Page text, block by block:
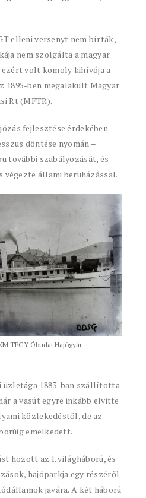
elleni versenyt nem bírták,
nem szolgálta a magyar
volt komoly kihívója a
1895-ben megalakult Magyar
Rt (MFTR).
fejlesztése érdekében –
döntése nyomán –
további szabályozását, és
végezte állami beruházással.
TFGY Óbudai Hajógyár
üzletága 1883-ban szállította
a vasút egyre inkább elvitte
közlekedéstől, de az
emelkedett.
hozott az I. világháború, és
hajóparkja egy részéről
javára. A két háború